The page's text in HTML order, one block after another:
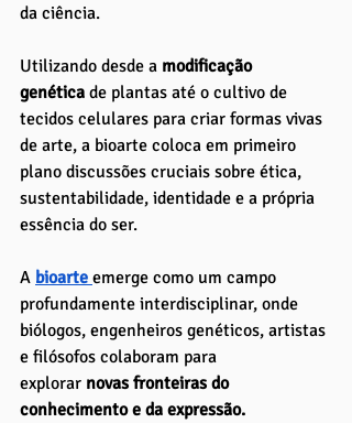
da ciência.
Utilizando desde a modificação
genética de plantas até o cultivo de
tecidos celulares para criar formas vivas
de arte, a bioarte coloca em primeiro
plano discussões cruciais sobre ética,
sustentabilidade, identidade e a própria
essência do ser.
A bioarte emerge como um campo
profundamente interdisciplinar, onde
biólogos, engenheiros genéticos, artistas
e filósofos colaboram para
explorar novas fronteiras do
conhecimento e da expressão.